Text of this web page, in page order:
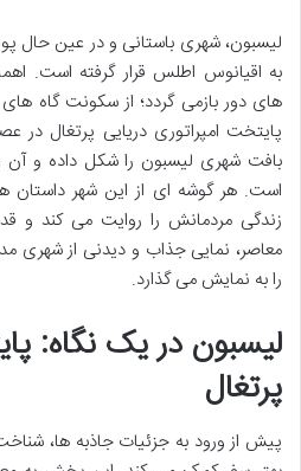
لیسبون، شهری باستانی و در عین حال
به اقیانوس اطلس قرار گرفته است.
های دور بازمی گردد؛ از سکونت گاه
پایتخت امپراتوری دریایی پرتغال در
بافت شهری لیسبون را شکل داده و آن
است. هر گوشه ای از این شهر داستان
زندگی مردمانش را روایت می کند و
معاصر، نمایی جذاب و دیدنی از شهری
را به نمایش می گذارد.
لیسبون در یک نگاه:
پرتغال
پیش از ورود به جزئیات جاذبه ها،